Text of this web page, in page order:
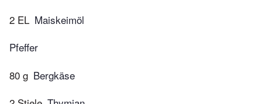
2 EL Maiskeimöl
Pfeffer
80 g Bergkäse